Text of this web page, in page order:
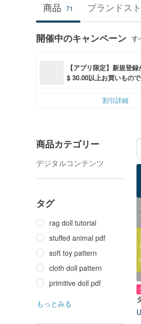
商品 71 ブランドス
開催中のキャンペーン す
【アプリ限定】新規登
$ 30.00以上お買いもので
割引詳細
商品カテゴリー
デジタルコンテンツ
タグ
rag doll tutorial
stuffed animal pdf
soft toy pattern
cloth doll pattern
primitive doll pdf
もっとみる
(